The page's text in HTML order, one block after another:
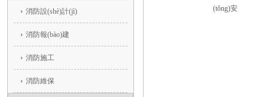
消防設(shè)計(jì)
消防報(bào)建
消防施工
消防維保
(tǒng)安